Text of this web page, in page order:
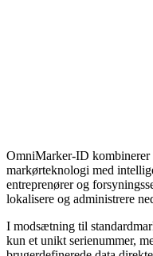
OmniMarker-ID kombinerer
markørteknologi med
entreprenører og
lokalisere og administrere
I modsætning til
kun et unikt serienummer,